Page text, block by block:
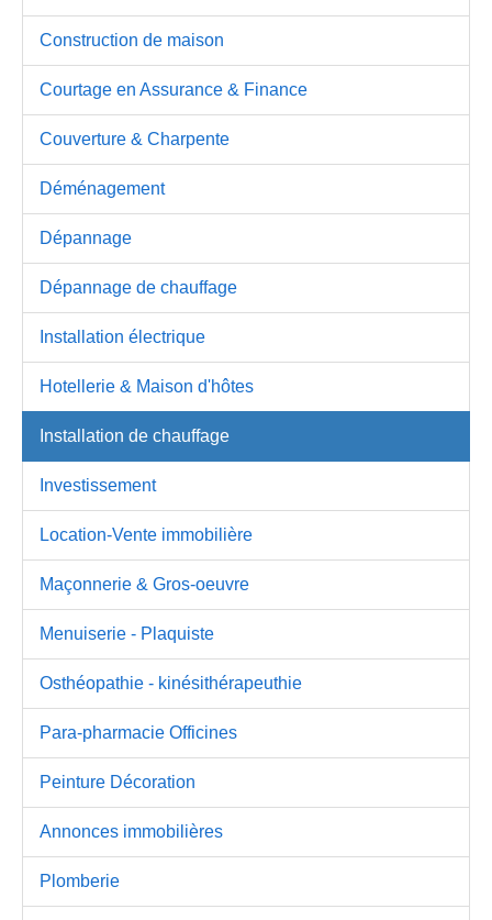
Construction de maison
Courtage en Assurance & Finance
Couverture & Charpente
Déménagement
Dépannage
Dépannage de chauffage
Installation électrique
Hotellerie & Maison d'hôtes
Installation de chauffage
Investissement
Location-Vente immobilière
Maçonnerie & Gros-oeuvre
Menuiserie - Plaquiste
Osthéopathie - kinésithérapeuthie
Para-pharmacie Officines
Peinture Décoration
Annonces immobilières
Plomberie